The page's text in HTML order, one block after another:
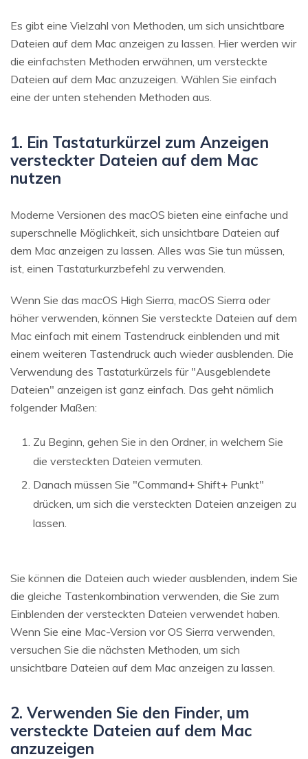
Es gibt eine Vielzahl von Methoden, um sich unsichtbare
Dateien auf dem Mac anzeigen zu lassen. Hier werden wir
die einfachsten Methoden erwähnen, um versteckte
Dateien auf dem Mac anzuzeigen. Wählen Sie einfach
eine der unten stehenden Methoden aus.
1. Ein Tastaturkürzel zum Anzeigen
versteckter Dateien auf dem Mac
nutzen
Moderne Versionen des macOS bieten eine einfache und
superschnelle Möglichkeit, sich unsichtbare Dateien auf
dem Mac anzeigen zu lassen. Alles was Sie tun müssen,
ist, einen Tastaturkurzbefehl zu verwenden.
Wenn Sie das macOS High Sierra, macOS Sierra oder
höher verwenden, können Sie versteckte Dateien auf dem
Mac einfach mit einem Tastendruck einblenden und mit
einem weiteren Tastendruck auch wieder ausblenden. Die
Verwendung des Tastaturkürzels für "Ausgeblendete
Dateien" anzeigen ist ganz einfach. Das geht nämlich
folgender Maßen:
Zu Beginn, gehen Sie in den Ordner, in welchem Sie
die versteckten Dateien vermuten.
Danach müssen Sie "Command+ Shift+ Punkt"
drücken, um sich die versteckten Dateien anzeigen zu
lassen.
Sie können die Dateien auch wieder ausblenden, indem Sie
die gleiche Tastenkombination verwenden, die Sie zum
Einblenden der versteckten Dateien verwendet haben.
Wenn Sie eine Mac-Version vor OS Sierra verwenden,
versuchen Sie die nächsten Methoden, um sich
unsichtbare Dateien auf dem Mac anzeigen zu lassen.
2. Verwenden Sie den Finder, um
versteckte Dateien auf dem Mac
anzuzeigen